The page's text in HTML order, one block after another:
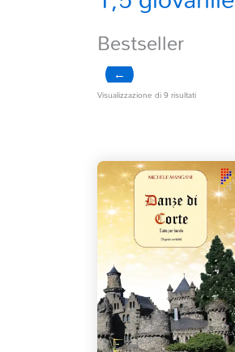
Bestseller
←
Visualizzazione di 9 risultatiOrdina
in